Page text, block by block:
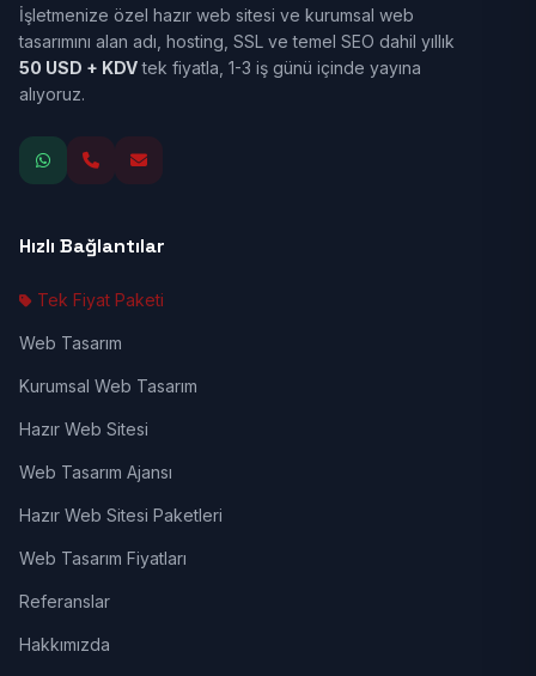
İşletmenize özel hazır web sitesi ve kurumsal web
tasarımını alan adı, hosting, SSL ve temel SEO dahil yıllık
50 USD + KDVtek fiyatla, 1-3 iş günü içinde yayına
alıyoruz.
Hızlı Bağlantılar
Tek Fiyat Paketi
Web Tasarım
Kurumsal Web Tasarım
Hazır Web Sitesi
Web Tasarım Ajansı
Hazır Web Sitesi Paketleri
Web Tasarım Fiyatları
Referanslar
Hakkımızda